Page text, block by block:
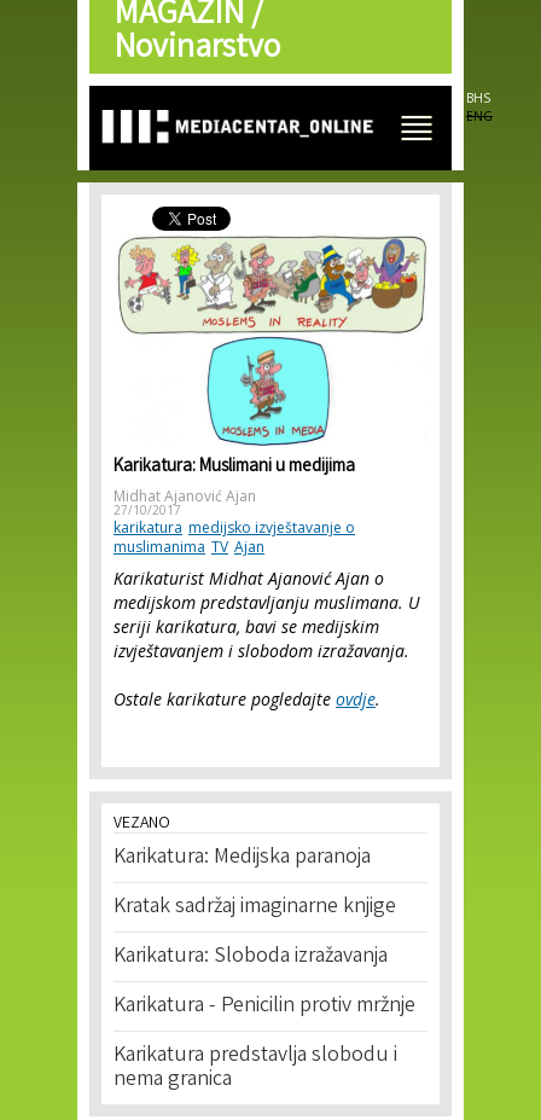
Skip to
main
content
MAGAZIN /
Novinarstvo
BHS
ENG
Karikatura: Muslimani u medijima
Midhat Ajanović Ajan
27/10/2017
karikatura medijsko izvještavanje o
muslimanima TV Ajan
Karikaturist Midhat Ajanović Ajan o
medijskom predstavljanju muslimana. U
seriji karikatura, bavi se medijskim
izvještavanjem i slobodom izražavanja.
Ostale karikature pogledajte ovdje.
VEZANO
Karikatura: Medijska paranoja
Kratak sadržaj imaginarne knjige
Karikatura: Sloboda izražavanja
Karikatura - Penicilin protiv mržnje
Karikatura predstavlja slobodu i
nema granica